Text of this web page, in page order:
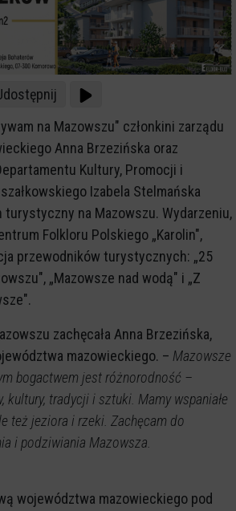
na Mazowszu" członkini zarządu
Anna Brzezińska oraz
Kultury, Promocji i
Izabela Stelmańska
turystyczny na Mazowszu. Wydarzeniu,
Folkloru Polskiego „Karolin",
przewodników turystycznych: „25
„Mazowsze nad wodą" i „Z
zachęcała Anna Brzezińska,
mazowieckiego. – Mazowsze
bogactwem jest różnorodność –
kultury, tradycji i sztuki. Mamy wspaniałe
też jeziora i rzeki. Zachęcam do
i podziwiania Mazowsza.
województwa mazowieckiego pod